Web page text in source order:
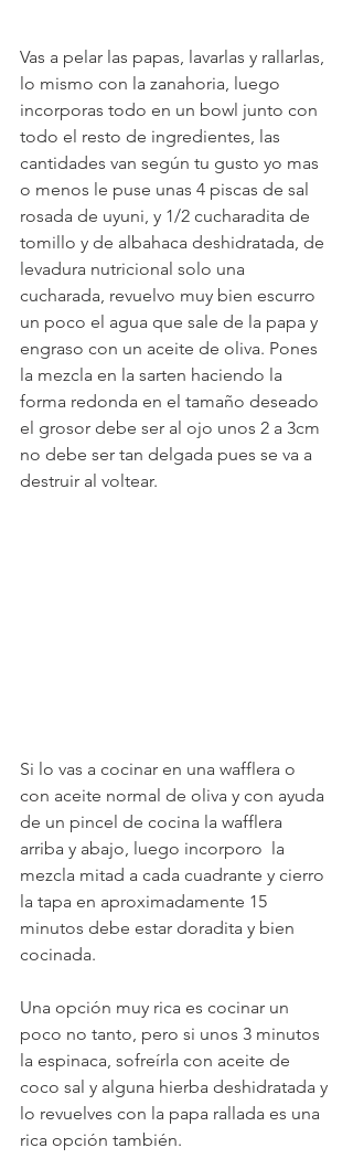
Vas a pelar las papas, lavarlas y rallarlas,
lo mismo con la zanahoria, luego
incorporas todo en un bowl junto con
todo el resto de ingredientes, las
cantidades van según tu gusto yo mas
o menos le puse unas 4 piscas de sal
rosada de uyuni, y 1/2 cucharadita de
tomillo y de albahaca deshidratada, de
levadura nutricional solo una
cucharada, revuelvo muy bien escurro
un poco el agua que sale de la papa y
engraso con un aceite de oliva. Pones
la mezcla en la sarten haciendo la
forma redonda en el tamaño deseado
el grosor debe ser al ojo unos 2 a 3cm
no debe ser tan delgada pues se va a
destruir al voltear.
Si lo vas a cocinar en una wafflera o
con aceite normal de oliva y con ayuda
de un pincel de cocina la wafflera
arriba y abajo, luego incorporo  la
mezcla mitad a cada cuadrante y cierro
la tapa en aproximadamente 15
minutos debe estar doradita y bien
cocinada.
Una opción muy rica es cocinar un
poco no tanto, pero si unos 3 minutos
la espinaca, sofreírla con aceite de
coco sal y alguna hierba deshidratada y
lo revuelves con la papa rallada es una
rica opción también.